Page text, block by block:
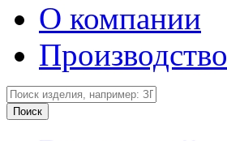
О компании
Производство